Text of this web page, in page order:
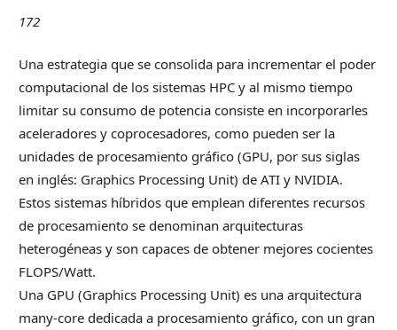
172
Una estrategia que se consolida para incrementar el poder
computacional de los sistemas HPC y al mismo tiempo
limitar su consumo de potencia consiste en incorporarles
aceleradores y coprocesadores, como pueden ser la
unidades de procesamiento gráfico (GPU, por sus siglas
en inglés: Graphics Processing Unit) de ATI y NVIDIA.
Estos sistemas híbridos que emplean diferentes recursos
de procesamiento se denominan arquitecturas
heterogéneas y son capaces de obtener mejores cocientes
FLOPS/Watt.
Una GPU (Graphics Processing Unit) es una arquitectura
many-core dedicada a procesamiento gráfico, con un gran